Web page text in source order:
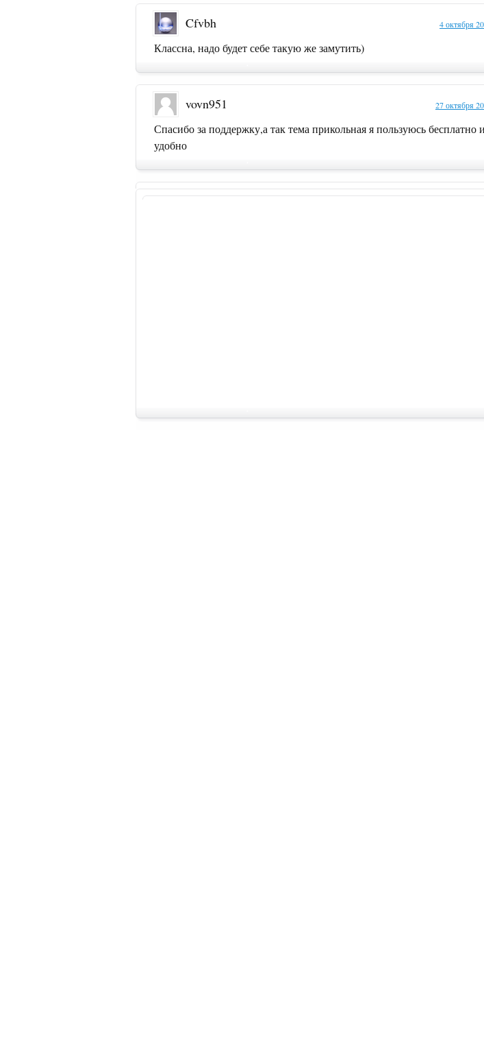
Cfvbh 4 октября
Классна, надо будет себе такую же замутить)
vovn951 27 октября
Спасибо за поддержку,а так тема прикольная я пользуюсь бесплатно и
удобно